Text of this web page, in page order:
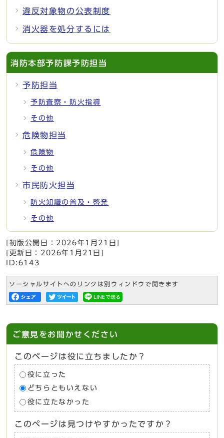
違反対象物の公表制度
消火器を処分するには
消防本部予防課予防担当
予防担当
予防査察・防火指導
その他
危険物担当
危険物
その他
市民防火担当
防火知識の普及・啓発
その他
[初版公開日： 2026年1月21日
[更新日： 2026年1月21日
ID:6143
ソーシャルサイトへのリンクは別ウィンドウで開きます
ご意見をお聞かせください
このページは役に立ちましたか？
役に立った
どちらともいえない
役に立たなかった
このページは見つけやすかったですか？